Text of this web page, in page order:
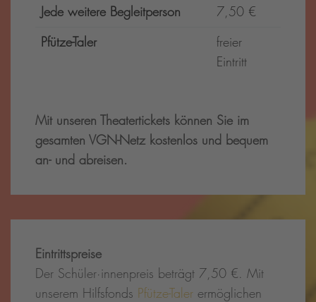
Jede weitere Begleitperson
7,50 €
Pfütze-Taler
freier
Eintritt
Mit unseren Theatertickets können Sie im
gesamten VGN-Netz kostenlos und bequem
an- und abreisen.
Eintrittspreise
Der Schüler·innenpreis beträgt 7,50 €. Mit
unserem Hilfsfonds Pfütze-Taler ermöglichen